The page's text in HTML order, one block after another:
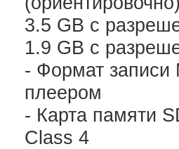
3.5 GB с
1.9 GB с
- Формат записи
плеером
- Карта памяти
Сlass 4